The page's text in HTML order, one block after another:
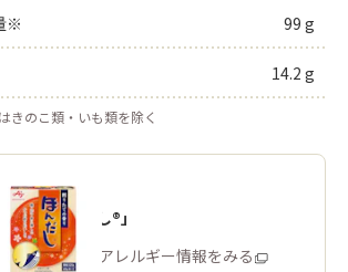
※ 99 g
14.2 g
きのこ類・いも類を除く
「ほんだし®」
商品・アレルギー情報をみる